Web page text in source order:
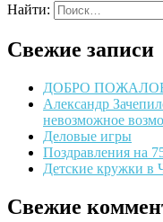
Найти:
Свежие записи
ДОБРО
Александр
невозможное
Деловые игры
Поздравления на
Детские кружки в
Свежие